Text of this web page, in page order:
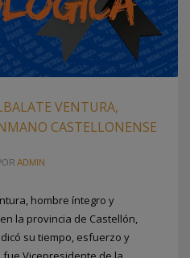
VENTURA,
CASTELLONENSE
ADMIN
hombre íntegro y
la provincia de Castellón,
su tiempo, esfuerzo y